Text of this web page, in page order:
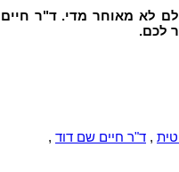
לא מאוחר מדי. ד"ר חיים
לכם.
, ד"ר חיים שם דוד ,